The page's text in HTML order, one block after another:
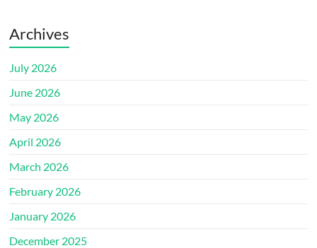
Archives
July 2026
June 2026
May 2026
April 2026
March 2026
February 2026
January 2026
December 2025